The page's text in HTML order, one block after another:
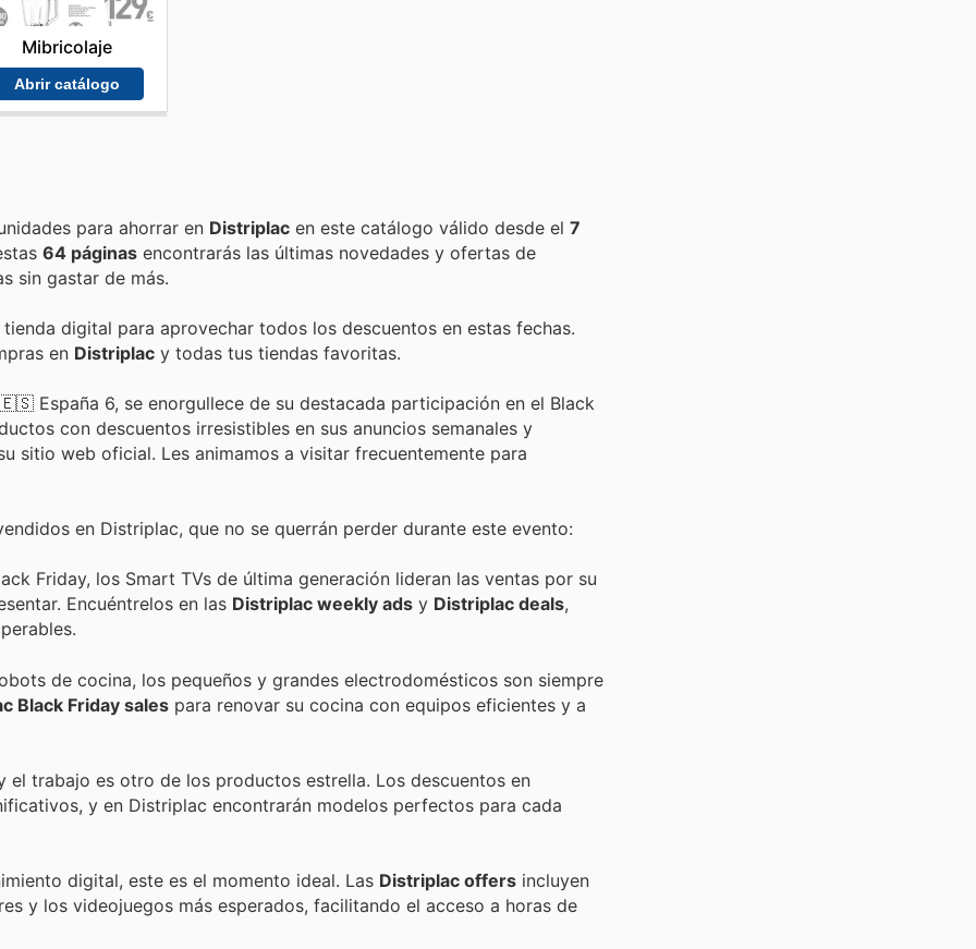
Mibricolaje
Abrir catálogo
Encuentra las mejores promociones, descuentos y oportunidades para ahorrar en Distriplac en este catálogo válido desde el 7
64 páginas encontrarás las últimas novedades y ofertas de
sin gastar de más.
digital para aprovechar todos los descuentos en estas fechas.
en Distriplac y todas tus tiendas favoritas.
España 6, se enorgullece de su destacada participación en el Black
con descuentos irresistibles en sus anuncios semanales y
sitio web oficial. Les animamos a visitar frecuentemente para
en Distriplac, que no se querrán perder durante este evento:
Friday, los Smart TVs de última generación lideran las ventas por su
Encuéntrelos en las Distriplac weekly ads y Distriplac deals,
de cocina, los pequeños y grandes electrodomésticos son siempre
Black Friday sales para renovar su cocina con equipos eficientes y a
trabajo es otro de los productos estrella. Los descuentos en
y en Distriplac encontrarán modelos perfectos para cada
digital, este es el momento ideal. Las Distriplac offers incluyen
y los videojuegos más esperados, facilitando el acceso a horas de